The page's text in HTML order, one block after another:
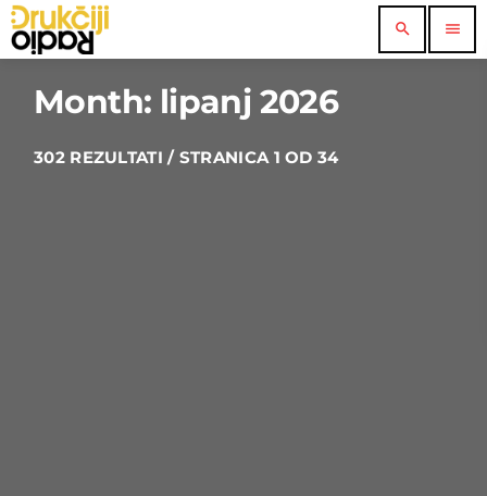
search menu
Month: lipanj 2026
302 REZULTATI / STRANICA 1 OD 34